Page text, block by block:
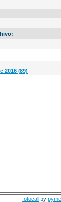
2016 (89)
fotocall by